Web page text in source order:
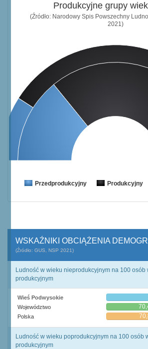
Produkcyjne grupy
(Źródło: Narodowy Spis Powszechny
2021)
Przedprodukcyjny Produkcyjny
WSKAŹNIKI OBCIĄŻENIA
(Źródło: GUS, NSP 2021)
Ludność w wieku nieprodukcyjnym na 100 osób
produkcyjnym
Wieś Podwysokie
Województwo
Polska
Ludność w wieku poprodukcyjnym na 100 osób
produkcyjnym